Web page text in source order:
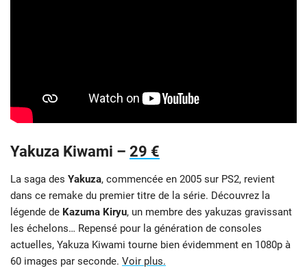
Yakuza Kiwami – 29 €
La saga des Yakuza, commencée en 2005 sur PS2, revient
dans ce remake du premier titre de la série. Découvrez la
légende de Kazuma Kiryu, un membre des yakuzas gravissant
les échelons… Repensé pour la génération de consoles
actuelles, Yakuza Kiwami tourne bien évidemment en 1080p à
60 images par seconde. Voir plus.